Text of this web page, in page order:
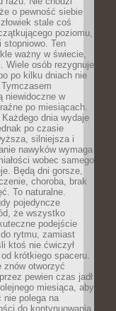
o pewność siebie
stale coś
poziomu,
stopniowo. Ten
ważny w świecie,
Wiele osób rezygnuje
po kilku dniach nie
niewidoczne w
po miesiącach.
dnia wydaje
po czasie
silniejsza i
nawyków wymaga
wobec samego
Będą dni gorsze,
choroba, brak
To naturalne.
pojedyncze
że wszystko
podejście
rytmu, zamiast
ktoś nie ćwiczył
krótkiego spaceru.
znów otworzyć
pewien czas jadł
miesiąca, aby
nie polega na
do kontynuowania